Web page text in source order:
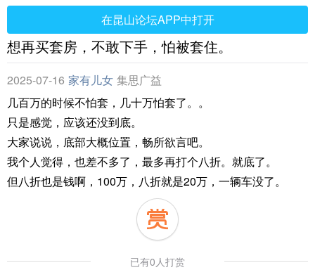
在昆山论坛APP中打开
想再买套房，不敢下手，怕被套住。
2025-07-16 家有儿女 集思广益
几百万的时候不怕套，几十万怕套了。。
只是感觉，应该还没到底。
大家说说，底部大概位置，畅所欲言吧。
我个人觉得，也差不多了，最多再打个八折。就底了。
但八折也是钱啊，100万，八折就是20万，一辆车没了。
已有0人打赏